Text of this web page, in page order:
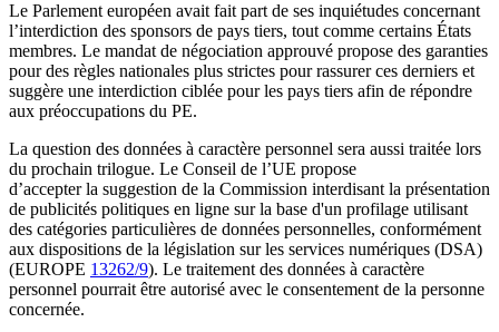
Le Parlement européen avait fait part de ses inquiétudes concernant
l’interdiction des sponsors de pays tiers, tout comme certains États
membres. Le mandat de négociation approuvé propose des garanties
pour des règles nationales plus strictes pour rassurer ces derniers et
suggère une interdiction ciblée pour les pays tiers afin de répondre
aux préoccupations du PE.
La question des données à caractère personnel sera aussi traitée lors
du prochain trilogue. Le Conseil de l’UE propose
d’accepter la suggestion de la Commission interdisant la présentation
de publicités politiques en ligne sur la base d'un profilage utilisant
des catégories particulières de données personnelles, conformément
aux dispositions de la législation sur les services numériques (DSA)
(EUROPE 13262/9). Le traitement des données à caractère
personnel pourrait être autorisé avec le consentement de la personne
concernée.